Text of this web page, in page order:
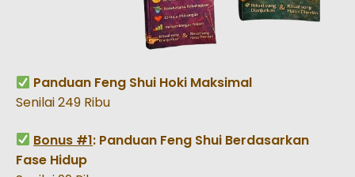
Panduan Feng Shui Hoki Maksimal
Senilai 249 Ribu
Bonus #1: Panduan Feng Shui Berdasarkan
Fase Hidup